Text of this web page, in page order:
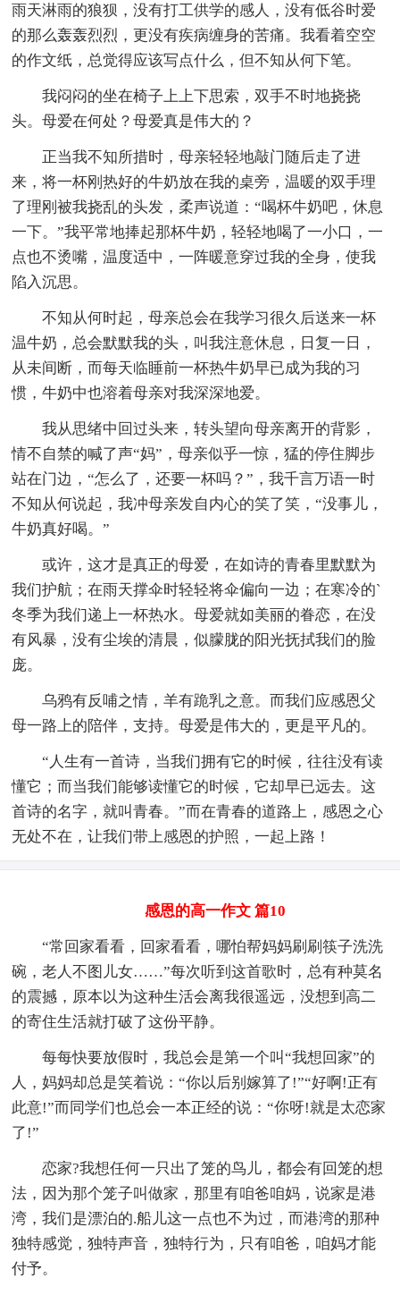
雨天淋雨的狼狈，没有打工供学的感人，没有低谷时爱
的那么轰轰烈烈，更没有疾病缠身的苦痛。我看着空空
的作文纸，总觉得应该写点什么，但不知从何下笔。
我闷闷的坐在椅子上上下思索，双手不时地挠挠
头。母爱在何处？母爱真是伟大的？
正当我不知所措时，母亲轻轻地敲门随后走了进
来，将一杯刚热好的牛奶放在我的桌旁，温暖的双手理
了理刚被我挠乱的头发，柔声说道：“喝杯牛奶吧，休息
一下。”我平常地捧起那杯牛奶，轻轻地喝了一小口，一
点也不烫嘴，温度适中，一阵暖意穿过我的全身，使我
陷入沉思。
不知从何时起，母亲总会在我学习很久后送来一杯
温牛奶，总会默默我的头，叫我注意休息，日复一日，
从未间断，而每天临睡前一杯热牛奶早已成为我的习
惯，牛奶中也溶着母亲对我深深地爱。
我从思绪中回过头来，转头望向母亲离开的背影，
情不自禁的喊了声“妈”，母亲似乎一惊，猛的停住脚步
站在门边，“怎么了，还要一杯吗？”，我千言万语一时
不知从何说起，我冲母亲发自内心的笑了笑，“没事儿，
牛奶真好喝。”
或许，这才是真正的母爱，在如诗的青春里默默为
我们护航；在雨天撑伞时轻轻将伞偏向一边；在寒冷的`
冬季为我们递上一杯热水。母爱就如美丽的眷恋，在没
有风暴，没有尘埃的清晨，似朦胧的阳光抚拭我们的脸
庞。
乌鸦有反哺之情，羊有跪乳之意。而我们应感恩父
母一路上的陪伴，支持。母爱是伟大的，更是平凡的。
“人生有一首诗，当我们拥有它的时候，往往没有读
懂它；而当我们能够读懂它的时候，它却早已远去。这
首诗的名字，就叫青春。”而在青春的道路上，感恩之心
无处不在，让我们带上感恩的护照，一起上路！
感恩的高一作文 篇10
“常回家看看，回家看看，哪怕帮妈妈刷刷筷子洗洗
碗，老人不图儿女……”每次听到这首歌时，总有种莫名
的震撼，原本以为这种生活会离我很遥远，没想到高二
的寄住生活就打破了这份平静。
每每快要放假时，我总会是第一个叫“我想回家”的
人，妈妈却总是笑着说：“你以后别嫁算了!”“好啊!正有
此意!”而同学们也总会一本正经的说：“你呀!就是太恋家
了!”
恋家?我想任何一只出了笼的鸟儿，都会有回笼的想
法，因为那个笼子叫做家，那里有咱爸咱妈，说家是港
湾，我们是漂泊的.船儿这一点也不为过，而港湾的那种
独特感觉，独特声音，独特行为，只有咱爸，咱妈才能
付予。